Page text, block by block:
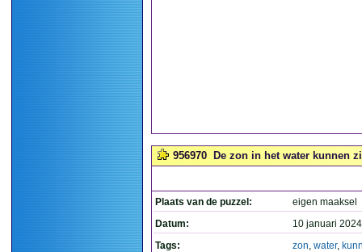
956970 De zon in het water kunnen
Plaats van de puzzel:
eigen maaksel
Datum:
10 januari
Tags:
zon, water,